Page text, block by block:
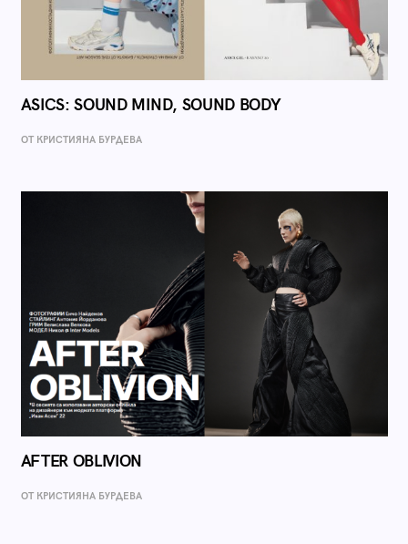
ASICS: SOUND MIND, SOUND BODY
ОТ КРИСТИЯНА БУРДЕВА
AFTER OBLIVION
ОТ КРИСТИЯНА БУРДЕВА